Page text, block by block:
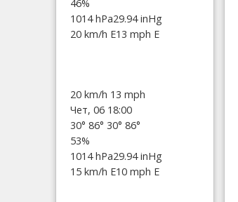
46%
1014 hPa29.94 inHg
20 km/h E13 mph E
20 km/h 13 mph
Чет, 06 18:00
30° 86° 30° 86°
53%
1014 hPa29.94 inHg
15 km/h E10 mph E